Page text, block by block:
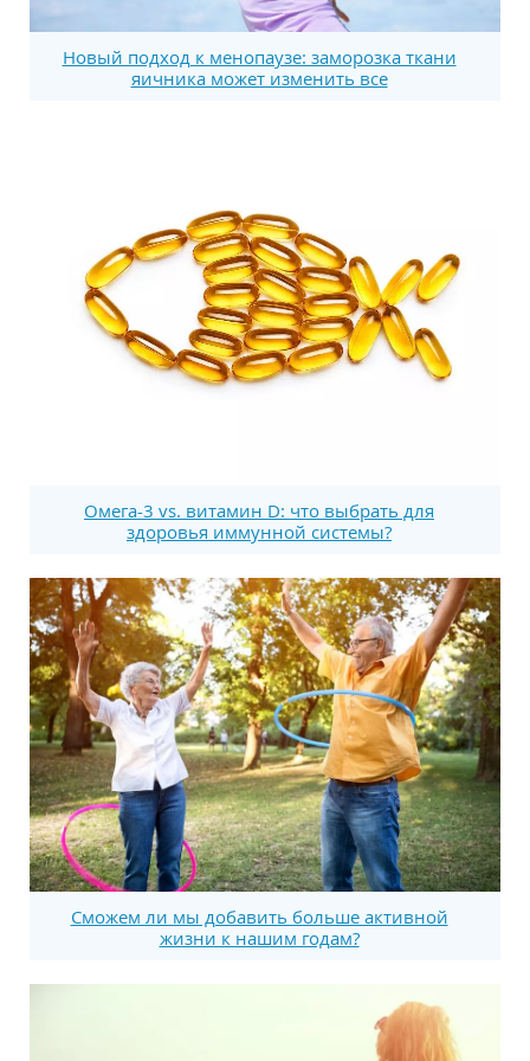
Новый подход к менопаузе: заморозка ткани
яичника может изменить все
Омега-3 vs. витамин D: что выбрать для
здоровья иммунной системы?
Сможем ли мы добавить больше активной
жизни к нашим годам?